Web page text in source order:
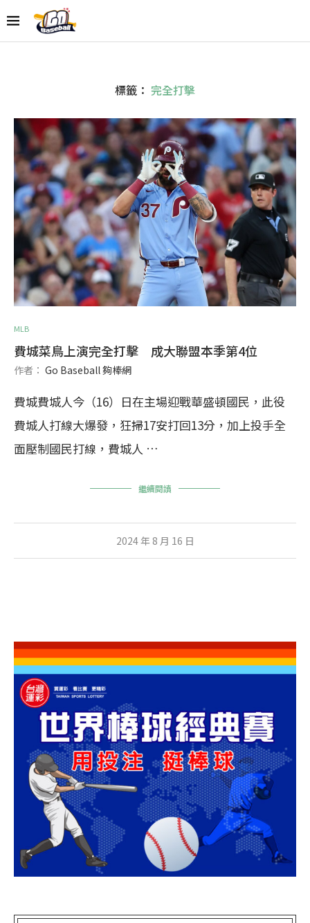
標籤： 完全打擊
MLB
費城菜鳥上演完全打擊 成大聯盟本季第4位
作者： Go Baseball 夠棒網
費城費城人今（16）日在主場迎戰華盛頓國民，此役
費城人打線大爆發，狂掃17安打回13分，加上投手全
面壓制國民打線，費城人 …
繼續閱讀
2024 年 8 月 16 日